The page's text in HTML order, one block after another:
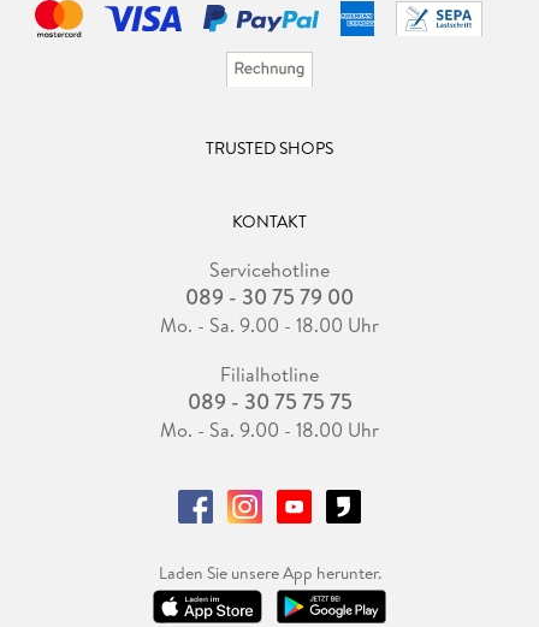
TRUSTED SHOPS
KONTAKT
Servicehotline
089 - 30 75 79 00
Mo. - Sa. 9.00 - 18.00 Uhr
Filialhotline
089 - 30 75 75 75
Mo. - Sa. 9.00 - 18.00 Uhr
Laden Sie unsere App herunter.